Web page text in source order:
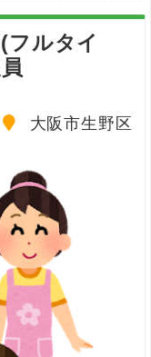
ルタイ
大阪市生野区